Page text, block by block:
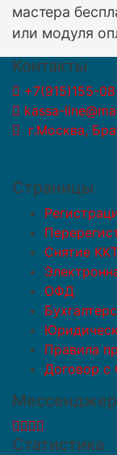
мастера
или модуля
Контакты
+7(915)155-
kassa-
г.Москва,
Страницы
Снятие
ОФД
Правила
Договор
Статистика